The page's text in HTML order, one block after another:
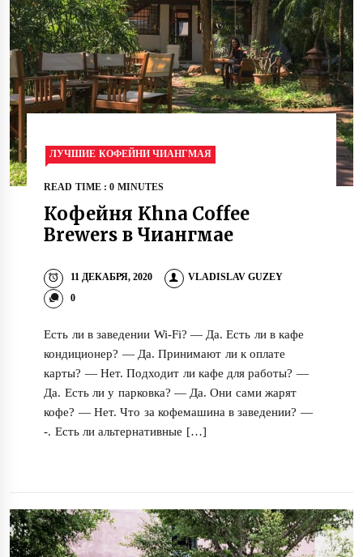
ЛУЧШИЕ КОФЕЙНИ ЧИАНГМАЯ
READ TIME : 0 MINUTES
Кофейня Khna Coffee
Brewers в Чиангмае
11 ДЕКАБРЯ, 2020
VLADISLAV GUZEY
0
Есть ли в заведении Wi-Fi? — Да. Есть ли в кафе
кондиционер? — Да. Принимают ли к оплате
карты? — Нет. Подходит ли кафе для работы? —
Да. Есть ли у парковка? — Да. Они сами жарят
кофе? — Нет. Что за кофемашина в заведении? —
-. Есть ли альтернативные […]